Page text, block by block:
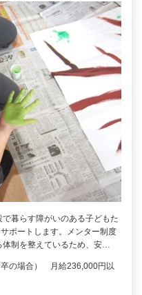
暮らす障がいのある子どもた
ポートします。メンター制度
体制を整えているため、安…
卒の場合） 月給236,000円以